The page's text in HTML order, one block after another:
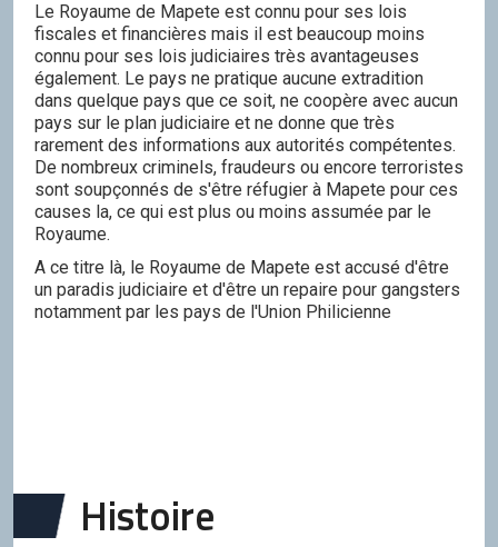
Le Royaume de Mapete est connu pour ses lois
fiscales et financières mais il est beaucoup moins
connu pour ses lois judiciaires très avantageuses
également. Le pays ne pratique aucune extradition
dans quelque pays que ce soit, ne coopère avec aucun
pays sur le plan judiciaire et ne donne que très
rarement des informations aux autorités compétentes.
De nombreux criminels, fraudeurs ou encore terroristes
sont soupçonnés de s'être réfugier à Mapete pour ces
causes la, ce qui est plus ou moins assumée par le
Royaume.
A ce titre là, le Royaume de Mapete est accusé d'être
un paradis judiciaire et d'être un repaire pour gangsters
notamment par les pays de l'Union Philicienne
Histoire